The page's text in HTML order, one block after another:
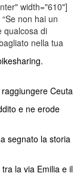
width="610"]
non hai un
qualcosa di
nella tua
Ceuta
e ne erode
segnato la storia
la via Emilia e il